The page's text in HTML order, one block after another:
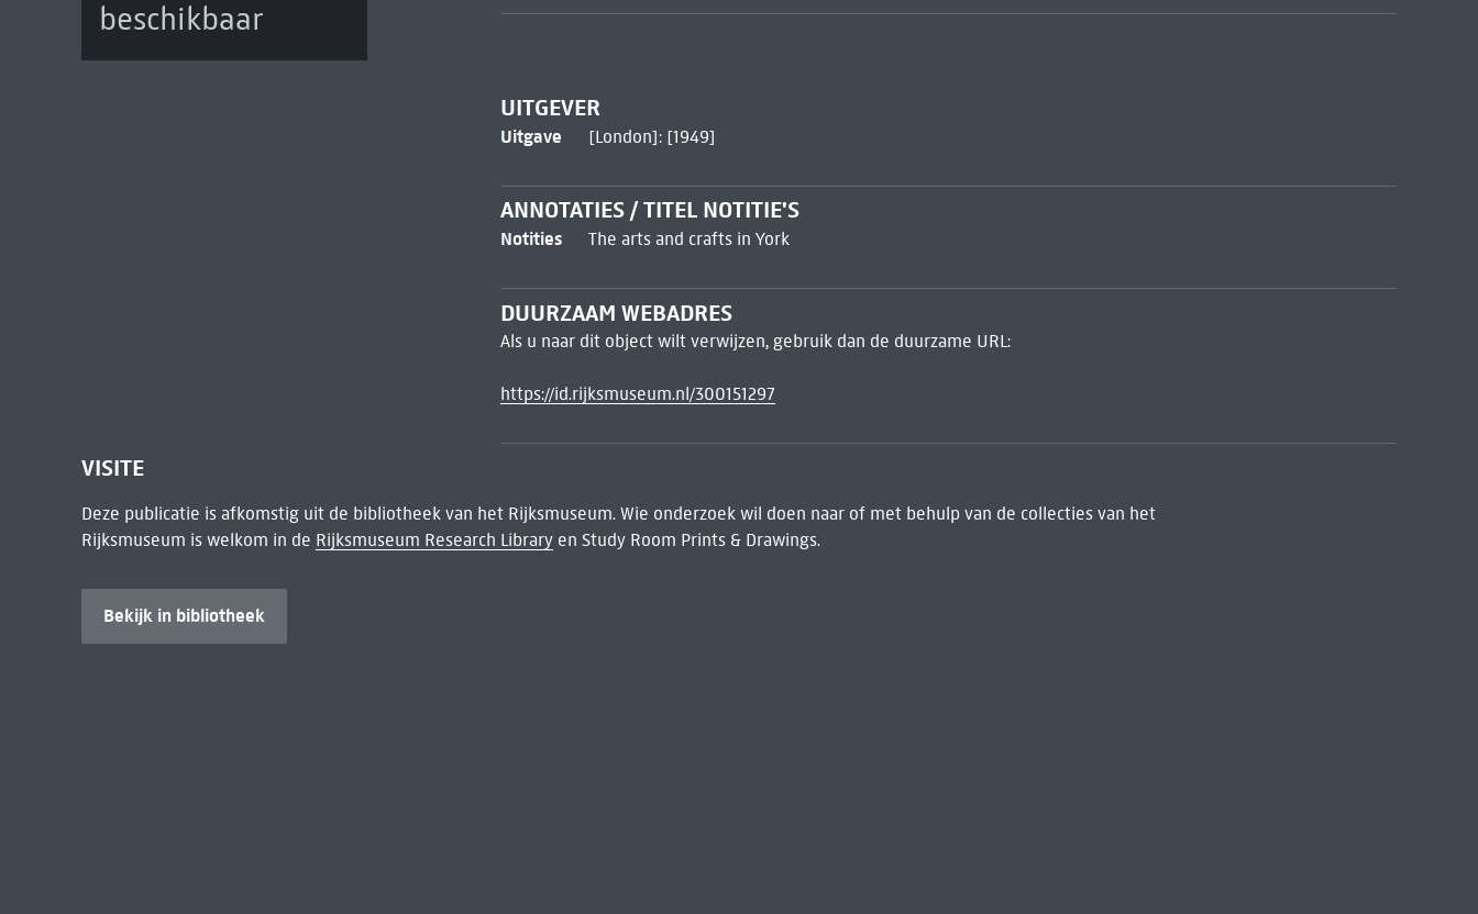
beschikbaar
UITGEVER
Uitgave [London]: [1949]
ANNOTATIES / TITEL NOTITIE'S
Notities The arts and crafts in York
DUURZAAM WEBADRES
Als u naar dit object wilt verwijzen, gebruik dan de duurzame URL:
https://id.rijksmuseum.nl/300151297
VISITE
Deze publicatie is afkomstig uit de bibliotheek van het Rijksmuseum. Wie onderzoek wil doen naar of met behulp van de collecties van het
Rijksmuseum is welkom in de Rijksmuseum Research Libraryen Study Room Prints & Drawings.
Bekijk in bibliotheek